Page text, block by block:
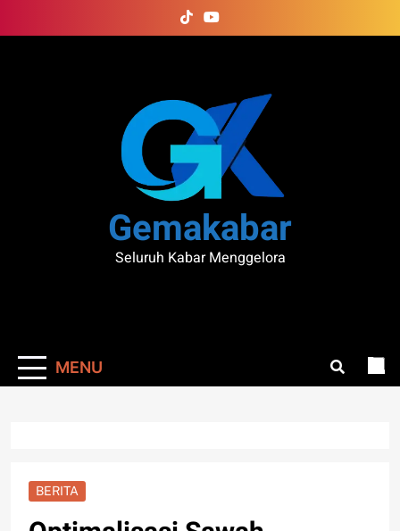
to
Gemakabar
Seluruh Kabar Menggelora
MENU
BERITA